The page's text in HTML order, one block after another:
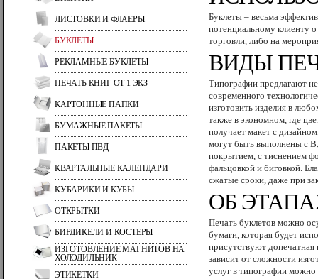
ЛИСТОВКИ И ФЛАЕРЫ
БУКЛЕТЫ
РЕКЛАМНЫЕ БУКЛЕТЫ
ПЕЧАТЬ КНИГ ОТ 1 ЭКЗ
КАРТОННЫЕ ПАПКИ
БУМАЖНЫЕ ПАКЕТЫ
ПАКЕТЫ ПВД
КВАРТАЛЬНЫЕ КАЛЕНДАРИ
КУБАРИКИ И КУБЫ
ОТКРЫТКИ
БИРДИКЕЛИ И КОСТЕРЫ
ИЗГОТОВЛЕНИЕ МАГНИТОВ НА
ХОЛОДИЛЬНИК
ЭТИКЕТКИ
Буклеты – весьма
потенциальному клиенту
торговли, либо на
ВИДЫ
Типографии предлагают
современного
изготовить изделия в
также в экономном, где
получает макет с
могут быть выполнены с
покрытием, с тиснением
фальцовкой и биговкой.
сжатые сроки, даже при
ОБ
Печать буклетов можно
бумаги, которая будет
присутствуют допечатная
зависит от сложности
услуг в типографии